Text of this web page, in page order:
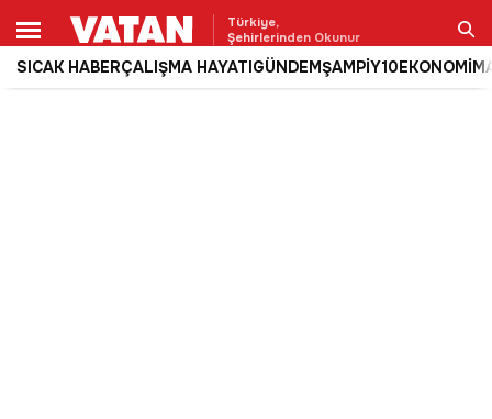
Türkiye,
Şehirlerinden Okunur
SICAK HABERÇALIŞMA HAYATIGÜNDEMŞAMPİY10EKONOMİ
Ara